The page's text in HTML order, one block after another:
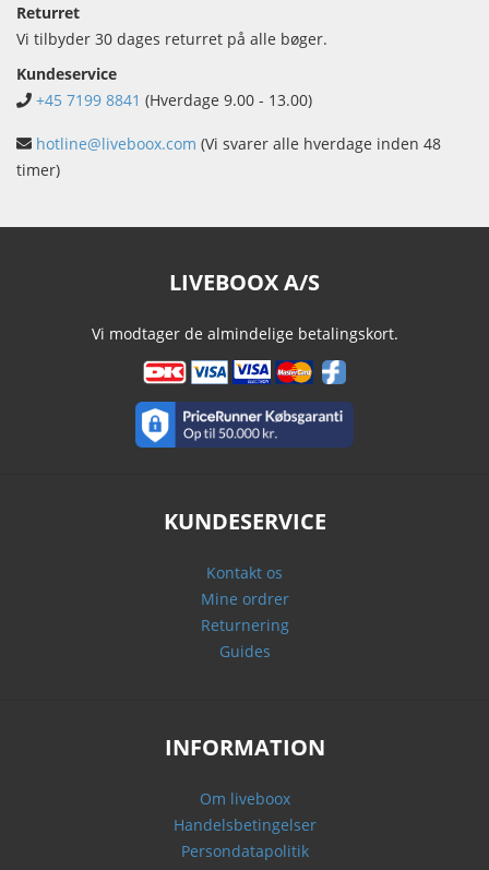
Returret
Vi tilbyder 30 dages returret på alle bøger.
Kundeservice
+45 7199 8841 (Hverdage 9.00 - 13.00)
hotline@liveboox.com (Vi svarer alle hverdage inden 48
timer)
LIVEBOOX A/S
Vi modtager de almindelige betalingskort.
KUNDESERVICE
Kontakt os
Mine ordrer
Returnering
Guides
INFORMATION
Om liveboox
Handelsbetingelser
Persondatapolitik